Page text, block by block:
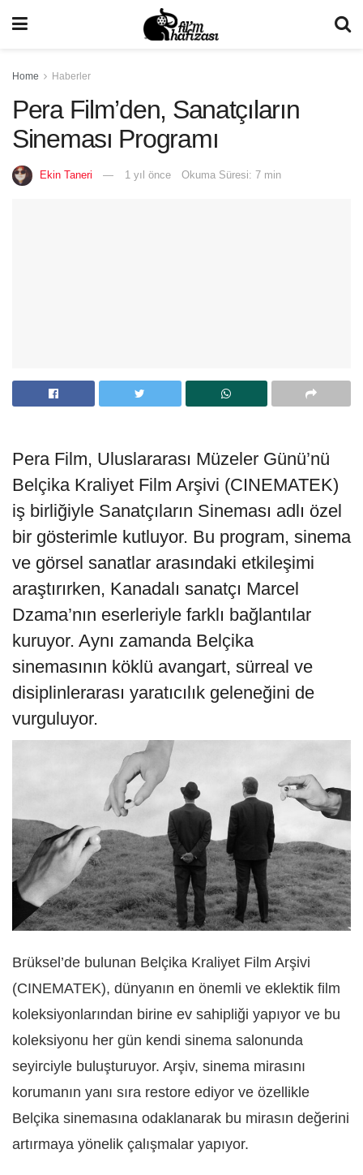
Home Haberler
Pera Film’den, Sanatçıların
Sineması Programı
Ekin Taneri 1 yıl önce Okuma Süresi: 7 min
Pera Film, Uluslararası Müzeler Günü’nü
Belçika Kraliyet Film Arşivi (CINEMATEK)
iş birliğiyle Sanatçıların Sineması adlı özel
bir gösterimle kutluyor. Bu program, sinema
ve görsel sanatlar arasındaki etkileşimi
araştırırken, Kanadalı sanatçı Marcel
Dzama’nın eserleriyle farklı bağlantılar
kuruyor. Aynı zamanda Belçika
sinemasının köklü avangart, sürreal ve
disiplinlerarası yaratıcılık geleneğini de
vurguluyor.
Brüksel’de bulunan Belçika Kraliyet Film Arşivi
(CINEMATEK), dünyanın en önemli ve eklektik film
koleksiyonlarından birine ev sahipliği yapıyor ve bu
koleksiyonu her gün kendi sinema salonunda
seyirciyle buluşturuyor. Arşiv, sinema mirasını
korumanın yanı sıra restore ediyor ve özellikle
Belçika sinemasına odaklanarak bu mirasın değerini
artırmaya yönelik çalışmalar yapıyor.